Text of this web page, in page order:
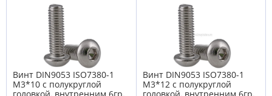
Винт DIN9053 ISO7380-1
М3*10 с полукруглой
Винт DIN9053 ISO7380-1
М3*12 с полукруглой